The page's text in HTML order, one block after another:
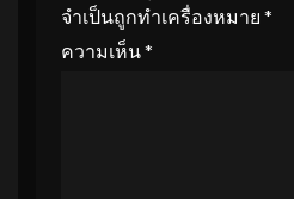
จำเป็นถูกทำเครื่องหมาย *
ความเห็น*